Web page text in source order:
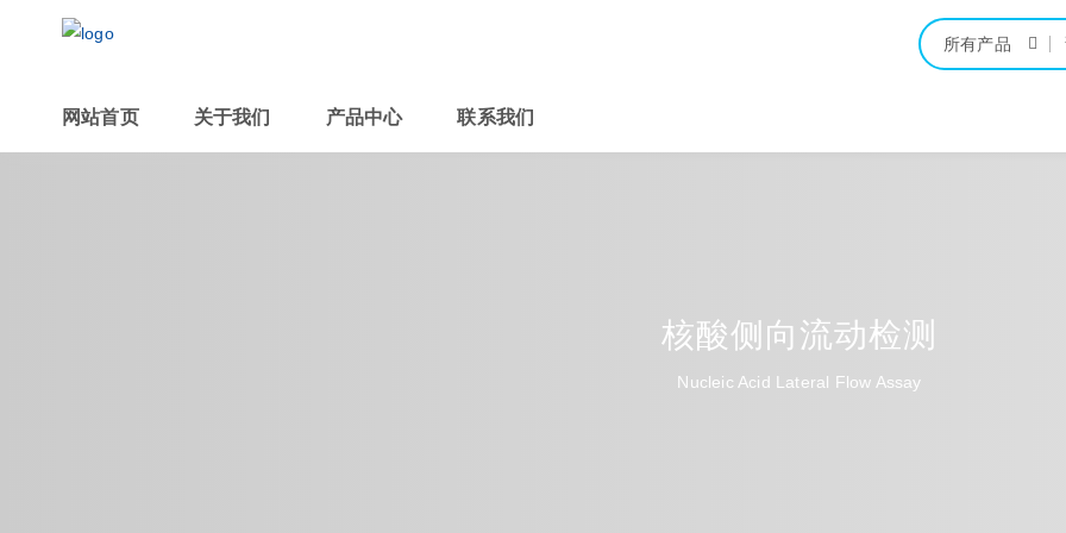
所有产品
网站首页 关于我们 产品中心 联系我们
核酸侧向流动检测
Nucleic Acid Lateral Flow Assay